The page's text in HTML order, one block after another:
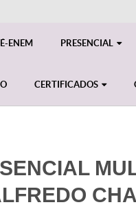
ENEM PRESENCIAL
CERTIFICADOS